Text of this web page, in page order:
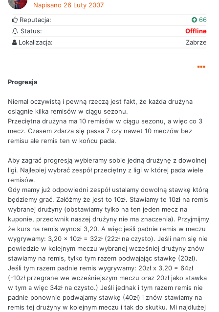
Napisano 26 Luty 2007
Reputacja:
66
Status:
Offline
Lokalizacja:
Zabrze
Progresja
Niemal oczywistą i pewną rzeczą jest fakt, że każda drużyna
osiągnie kilka remisów w ciągu sezonu.
Przeciętna drużyna ma 10 remisów w ciągu sezonu, a więc co 3
mecz. Czasem zdarza się passa 7 czy nawet 10 meczów bez
remisu ale remis ten w końcu pada.
Aby zagrać progresją wybieramy sobie jedną drużynę z dowolnej
ligi. Najlepiej wybrać zespół przeciętny z ligi w której pada wiele
remisów.
Gdy mamy już odpowiedni zespół ustalamy dowolną stawkę którą
będziemy grać. Załóżmy że jest to 10zł. Stawiamy te 10zł na remis
wybranej drużyny (obstawiamy tylko na ten jeden mecz na
kuponie, przeciwnik naszej drużyny nie ma znaczenia). Przyjmijmy
że kurs na remis wynosi 3,20. A więc jeśli padnie remis w meczu
wygrywamy: 3,20 x 10zł = 32zł (22zł na czysto). Jeśli nam się nie
powiedzie w kolejnym meczu wybranej wcześniej drużyny znów
stawiamy na remis, tylko tym razem podwajając stawkę (20zł).
Jeśli tym razem padnie remis wygrywamy: 20zł x 3,20 = 64zł
(-10zł przegrane we wcześniejszym meczu oraz 20zł jako stawka
w tym a więc 34zł na czysto.) Jeśli jednak i tym razem remis nie
padnie ponownie podwajamy stawkę (40zł) i znów stawiamy na
remis tej drużyny w kolejnym meczu i tak do skutku. Mi najdłużej